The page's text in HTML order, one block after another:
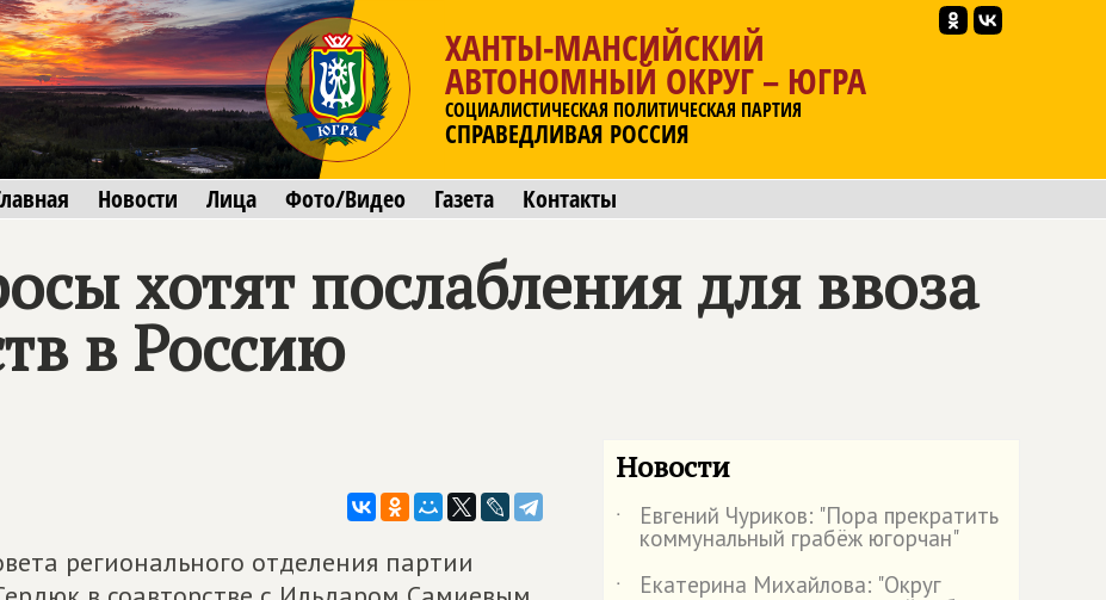
ХАНТЫ-МАНСИЙСКИЙ
АВТОНОМНЫЙ ОКРУГ – ЮГРА
СОЦИАЛИСТИЧЕСКАЯ ПОЛИТИЧЕСКАЯ ПАРТИЯ
СПРАВЕДЛИВАЯ РОССИЯ
Новости Лица Фото/Видео Газета Контакты
хотят послабления для ввоза
в Россию
регионального отделения партии
Новости
˙ Евгений Чуриков: "Пора прекратить
коммунальный грабёж югорчан"
˙
Екатерина Михайлова: "Округ